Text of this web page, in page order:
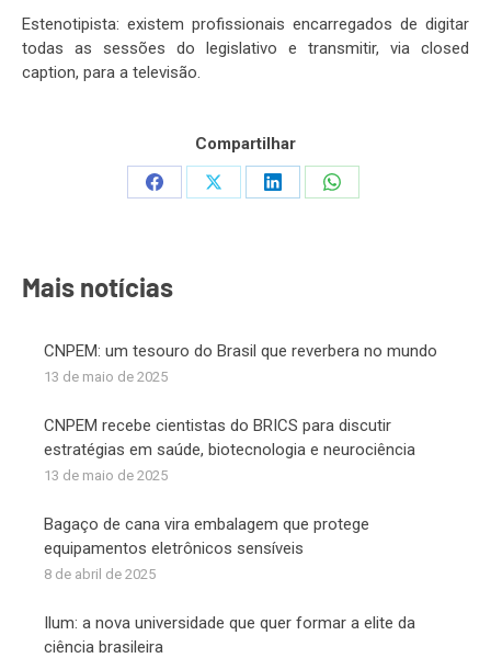
Estenotipista: existem profissionais encarregados de digitar
todas as sessões do legislativo e transmitir, via closed
caption, para a televisão.
Compartilhar
Share
Share
Share
Share
Mais notícias
CNPEM: um tesouro do Brasil que reverbera no mundo
13 de maio de 2025
CNPEM recebe cientistas do BRICS para discutir
estratégias em saúde, biotecnologia e neurociência
13 de maio de 2025
Bagaço de cana vira embalagem que protege
equipamentos eletrônicos sensíveis
8 de abril de 2025
Ilum: a nova universidade que quer formar a elite da
ciência brasileira